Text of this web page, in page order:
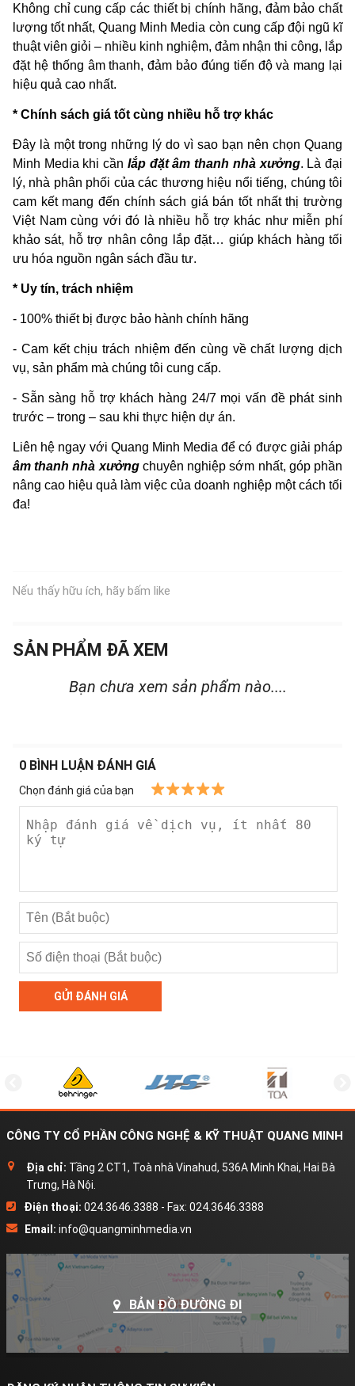
Không chỉ cung cấp các thiết bị chính hãng, đảm bảo chất
lượng tốt nhất, Quang Minh Media còn cung cấp đội ngũ kĩ
thuật viên giỏi – nhiều kinh nghiệm, đảm nhận thi công, lắp
đặt hệ thống âm thanh, đảm bảo đúng tiến độ và mang lại
hiệu quả cao nhất.
* Chính sách giá tốt cùng nhiều hỗ trợ khác
Đây là một trong những lý do vì sao bạn nên chọn Quang
Minh Media khi cần lắp đặt âm thanh nhà xưởng. Là đại
lý, nhà phân phối của các thương hiệu nổi tiếng, chúng tôi
cam kết mang đến chính sách giá bán tốt nhất thị trường
Việt Nam cùng với đó là nhiều hỗ trợ khác như miễn phí
khảo sát, hỗ trợ nhân công lắp đặt… giúp khách hàng tối
ưu hóa nguồn ngân sách đầu tư.
* Uy tín, trách nhiệm
- 100% thiết bị được bảo hành chính hãng
- Cam kết chịu trách nhiệm đến cùng về chất lượng dịch
vụ, sản phẩm mà chúng tôi cung cấp.
- Sẵn sàng hỗ trợ khách hàng 24/7 mọi vấn đề phát sinh
trước – trong – sau khi thực hiện dự án.
Liên hệ ngay với Quang Minh Media để có được giải pháp
âm thanh nhà xưởng chuyên nghiệp sớm nhất, góp phần
nâng cao hiệu quả làm việc của doanh nghiệp một cách tối
đa!
Nếu thấy hữu ích, hãy bấm like
SẢN PHẨM ĐÃ XEM
Bạn chưa xem sản phẩm nào....
0 BÌNH LUẬN ĐÁNH GIÁ
Chọn đánh giá của bạn
GỬI ĐÁNH GIÁ
CÔNG TY CỔ PHẦN CÔNG NGHỆ & KỸ THUẬT QUANG MINH
Địa chỉ: Tầng 2 CT1, Toà nhà Vinahud, 536A Minh Khai, Hai Bà
Trưng, Hà Nội.
Điện thoại: 024.3646.3388 - Fax: 024.3646.3388
Email: info@quangminhmedia.vn
BẢN ĐỒ ĐƯỜNG ĐI